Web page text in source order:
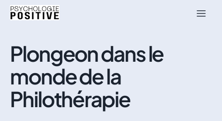
Plongeon dans le
monde de la
Philothérapie